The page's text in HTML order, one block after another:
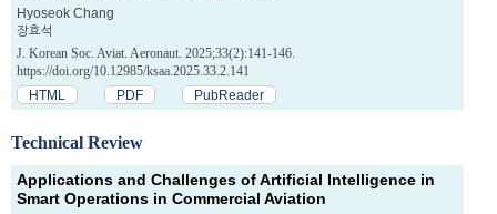
Hyoseok Chang
장효석
J. Korean Soc. Aviat. Aeronaut. 2025;33(2):141-146.
https://doi.org/10.12985/ksaa.2025.33.2.141
HTML
PDF PubReader
Technical Review
Applications and Challenges of Artificial Intelligence in
Smart Operations in Commercial Aviation